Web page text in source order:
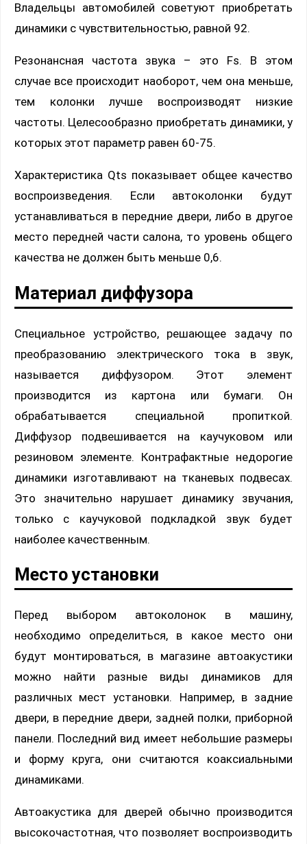
Владельцы автомобилей советуют приобретать
динамики с чувствительностью, равной 92.
Резонансная частота звука – это Fs. В этом
случае все происходит наоборот, чем она меньше,
тем колонки лучше воспроизводят низкие
частоты. Целесообразно приобретать динамики, у
которых этот параметр равен 60-75.
Характеристика Qts показывает общее качество
воспроизведения. Если автоколонки будут
устанавливаться в передние двери, либо в другое
место передней части салона, то уровень общего
качества не должен быть меньше 0,6.
Материал диффузора
Специальное устройство, решающее задачу по
преобразованию электрического тока в звук,
называется диффузором. Этот элемент
производится из картона или бумаги. Он
обрабатывается специальной пропиткой.
Диффузор подвешивается на каучуковом или
резиновом элементе. Контрафактные недорогие
динамики изготавливают на тканевых подвесах.
Это значительно нарушает динамику звучания,
только с каучуковой подкладкой звук будет
наиболее качественным.
Место установки
Перед выбором автоколонок в машину,
необходимо определиться, в какое место они
будут монтироваться, в магазине автоакустики
можно найти разные виды динамиков для
различных мест установки. Например, в задние
двери, в передние двери, задней полки, приборной
панели. Последний вид имеет небольшие размеры
и форму круга, они считаются коаксиальными
динамиками.
Автоакустика для дверей обычно производится
высокочастотная, что позволяет воспроизводить